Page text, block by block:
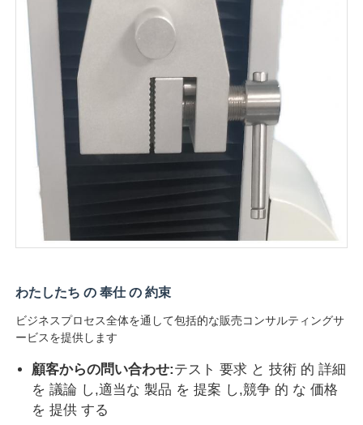
わたしたち の 奉仕 の 約束
ビジネスプロセス全体を通して包括的な販売コンサルティングサ
ービスを提供します
顧客からの問い合わせ:テスト 要求 と 技術 的 詳細
を 議論 し,適当な 製品 を 提案 し,競争 的 な 価格
を 提供 する